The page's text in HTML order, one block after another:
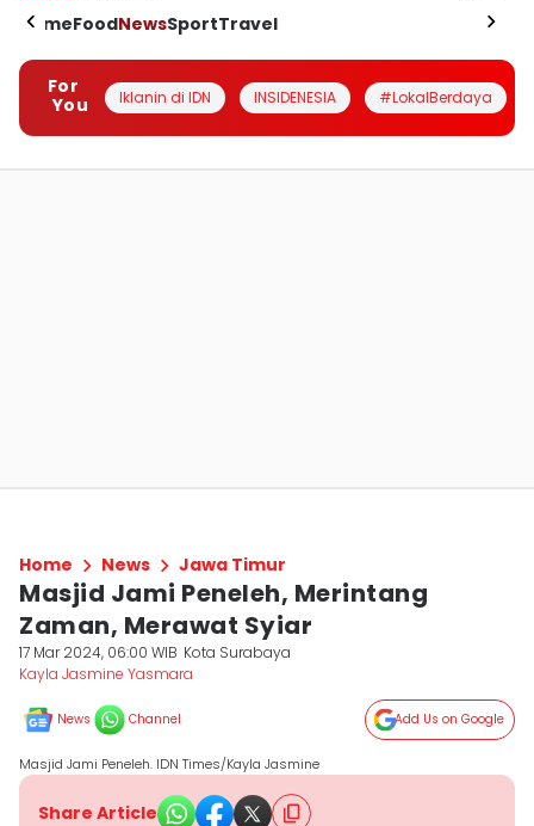
HomeFoodNewsSportTravel
For
You
Iklanin di IDN INSIDENESIA #LokalBerdaya
Home News Jawa Timur
Masjid Jami Peneleh, Merintang
Zaman, Merawat Syiar
17 Mar 2024, 06:00 WIB Kota Surabaya
Kayla Jasmine Yasmara
News Channel Add Us on Google
Masjid Jami Peneleh. IDN Times/Kayla Jasmine
Share Article